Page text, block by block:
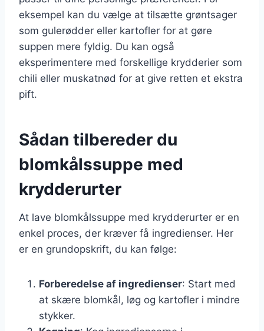
eksempel kan du vælge at tilsætte grøntsager
som gulerødder eller kartofler for at gøre
suppen mere fyldig. Du kan også
eksperimentere med forskellige krydderier som
chili eller muskatnød for at give retten et ekstra
pift.
Sådan tilbereder du
blomkålssuppe med
krydderurter
At lave blomkålssuppe med krydderurter er en
enkel proces, der kræver få ingredienser. Her
er en grundopskrift, du kan følge:
Forberedelse af ingredienser: Start med
at skære blomkål, løg og kartofler i mindre
stykker.